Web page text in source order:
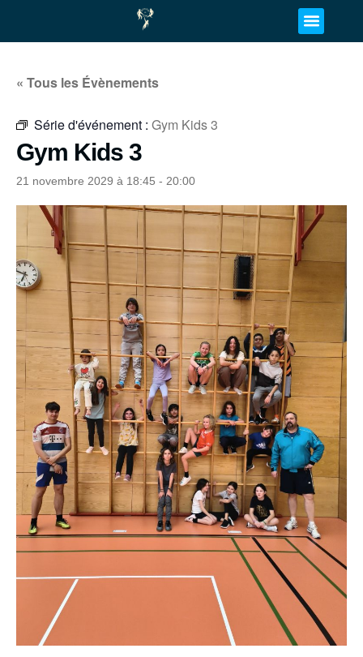
« Tous les Évènements
Série d'événement : Gym Kids 3
Gym Kids 3
21 novembre 2029 à 18:45 - 20:00